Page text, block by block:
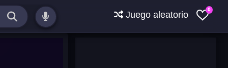
0
Juego aleatorio